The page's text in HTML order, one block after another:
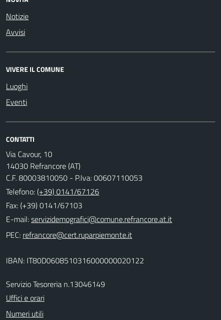
Notizie
Avvisi
VIVERE IL COMUNE
Luoghi
Eventi
CONTATTI
Via Cavour, 10
14030 Refrancore (AT)
C.F. 80003810050 - P.Iva: 00607110053
Telefono:(+39) 0141/67126
Fax: (+39) 0141/67103
E-mail:
PEC:
IBAN: IT80D0608510316000000020122
Servizio Tesoreria n.13046149
Uffici e orari
Numeri utili